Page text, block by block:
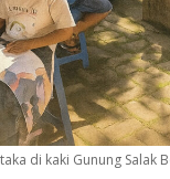
di kaki Gunung Salak